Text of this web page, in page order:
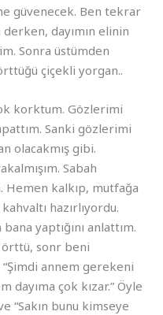
güvenecek. Ben tekrar
derken, dayımın elinin
Sonra üstümden
çiçekli yorgan..
korktum. Gözlerimi
Sanki gözlerimi
olacakmış gibi.
Sabah
Hemen kalkıp, mutfağa
hazırlıyordu.
yaptığını anlattım.
örttü, sonr beni
annem gerekeni
dayıma çok kızar.” Öyle
“Sakın bunu kimseye